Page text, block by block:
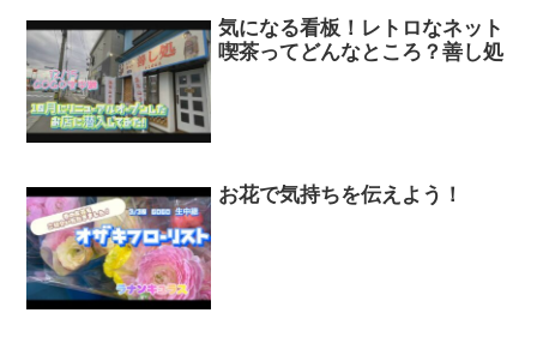
気になる看板！レトロなネット
喫茶ってどんなところ？善し処
お花で気持ちを伝えよう！